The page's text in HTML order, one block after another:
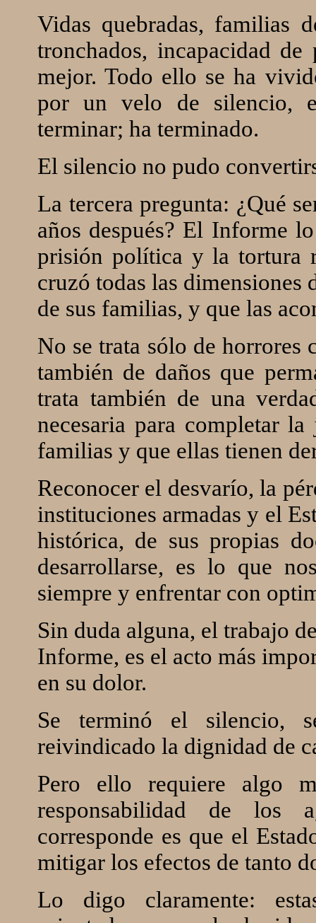
Vidas quebradas, familias
tronchados, incapacidad
mejor. Todo ello se ha
por un velo de silencio,
terminar; ha terminado.
El silencio no pudo
La tercera pregunta: ¿Qué
años después? El Informe
prisión política y la tortura
cruzó todas las dimensiones
de sus familias, y que las
No se trata sólo de horrores
también de daños que
trata también de una
necesaria para completar
familias y que ellas tienen
Reconocer el desvarío, la
instituciones armadas y el
histórica, de sus propias
desarrollarse, es lo que
siempre y enfrentar con
Sin duda alguna, el trabajo
Informe, es el acto más
en su dolor.
Se terminó el silencio,
reivindicado la dignidad de
Pero ello requiere algo
responsabilidad de los
corresponde es que el
mitigar los efectos de tanto
Lo digo claramente: